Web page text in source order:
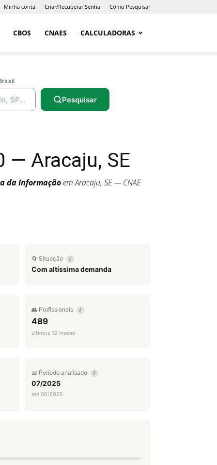
Minha conta Criar/Recuperar Senha Como Pesquisar
CBOS CNAES CALCULADORAS
Pesquisar
— Aracaju, SE
da Informaçãoem Aracaju, SE — CNAE
🔄 Situação i
Com altíssima demanda
👥 Profissionais i
489
últimos 12 meses
📅 Período analisado i
07/2025
até 06/2026